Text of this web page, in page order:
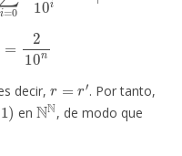
10n
decir,
. Por tanto,
)
en
NN
, de modo que